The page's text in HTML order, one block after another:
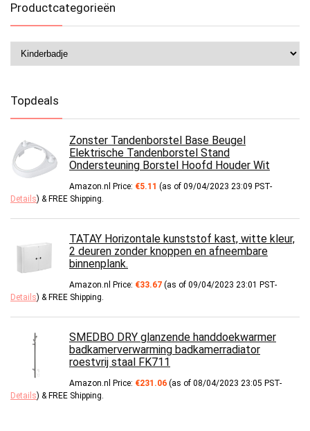
Productcategorieën
Topdeals
Zonster Tandenborstel Base Beugel
Elektrische Tandenborstel Stand
Ondersteuning Borstel Hoofd Houder Wit
Amazon.nl Price: €5.11 (as of 09/04/2023 23:09 PST-
Details) & FREE Shipping.
TATAY Horizontale kunststof kast, witte kleur,
2 deuren zonder knoppen en afneembare
binnenplank.
Amazon.nl Price: €33.67 (as of 09/04/2023 23:01 PST-
Details) & FREE Shipping.
SMEDBO DRY glanzende handdoekwarmer
badkamerverwarming badkamerradiator
roestvrij staal FK711
Amazon.nl Price: €231.06 (as of 08/04/2023 23:05 PST-
Details) & FREE Shipping.